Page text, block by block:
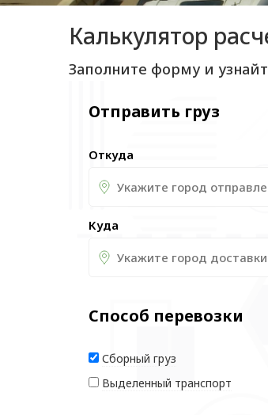
Калькулятор
Заполните форму и
Отправить груз
Откуда
Куда
Способ перевозки
Сборный груз
Выделенный транспорт